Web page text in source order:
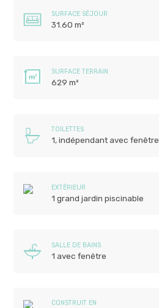
SURFACE SÉJOUR
31.60 m²
SURFACE TERRAIN
629 m²
TOILETTES
1, indépendant avec fenêtre
EXTÉRIEUR
1 grand jardin piscinable
SALLE DE BAINS
1 avec fenêtre
CONSTRUIT EN